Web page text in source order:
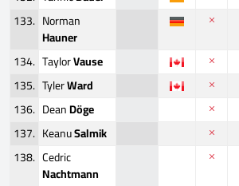
133. Norman
Hauner
134. TaylorVause
135. TylerWard
136. DeanDöge
137. KeanuSalmik
138. Cedric
Nachtmann